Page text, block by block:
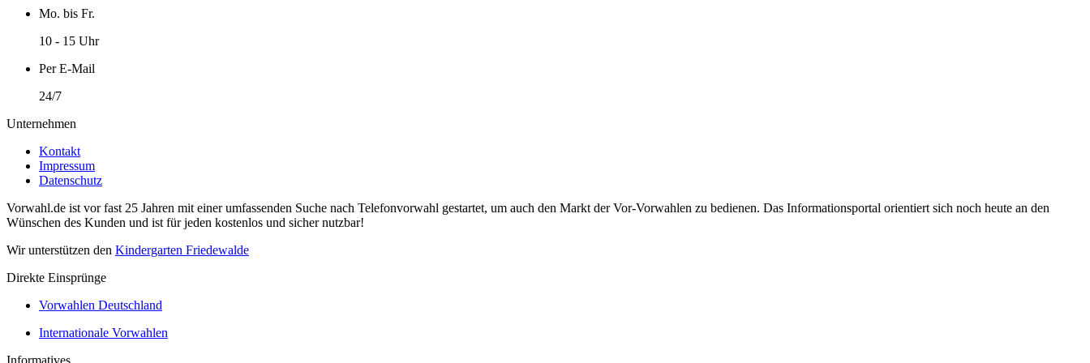
Mo. bis Fr.
10 - 15 Uhr
Per E-Mail
24/7
Unternehmen
Kontakt
Impressum
Datenschutz
Vorwahl.de ist vor fast 25 Jahren mit einer umfassenden Suche nach Telefonvorwahl gestartet, um auch den Markt der Vor-Vorwahlen zu bedienen. Das Informationsportal orientiert sich noch heute an den
Wünschen des Kunden und ist für jeden kostenlos und sicher nutzbar!
Wir unterstützen den Kindergarten Friedewalde
Direkte Einsprünge
Vorwahlen Deutschland
Internationale Vorwahlen